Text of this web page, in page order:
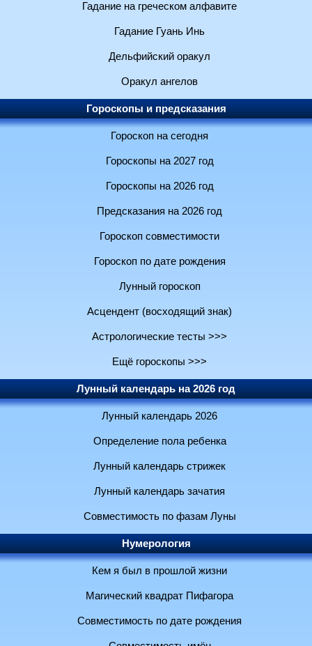
Гадание на греческом алфавите
Гадание Гуань Инь
Дельфийский оракул
Оракул ангелов
Гороскопы и предсказания
Гороскоп на сегодня
Гороскопы на 2027 год
Гороскопы на 2026 год
Предсказания на 2026 год
Гороскоп совместимости
Гороскоп по дате рождения
Лунный гороскоп
Асцендент (восходящий знак)
Астрологические тесты >>>
Ещё гороскопы >>>
Лунный календарь на 2026 год
Лунный календарь 2026
Определение пола ребенка
Лунный календарь стрижек
Лунный календарь зачатия
Совместимость по фазам Луны
Нумерология
Кем я был в прошлой жизни
Магический квадрат Пифагора
Совместимость по дате рождения